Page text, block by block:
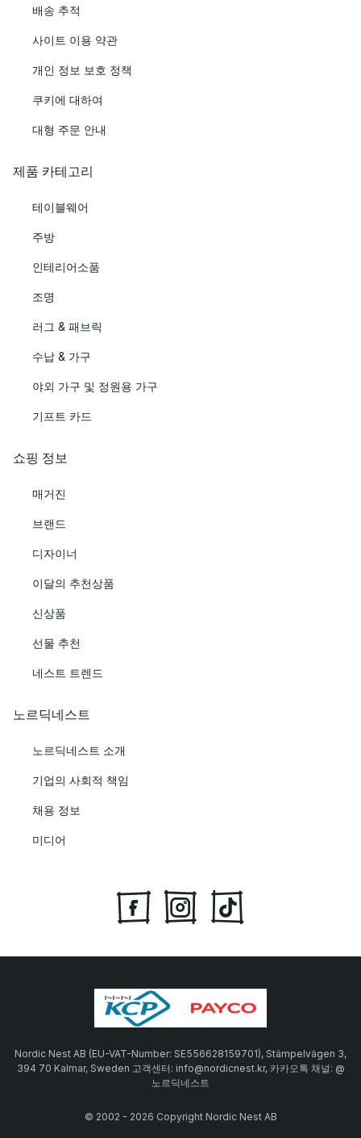
배송 추적
사이트 이용 약관
개인 정보 보호 정책
쿠키에 대하여
대형 주문 안내
제품 카테고리
테이블웨어
주방
인테리어소품
조명
러그 & 패브릭
수납 & 가구
야외 가구 및 정원용 가구
기프트 카드
쇼핑 정보
매거진
브랜드
디자이너
이달의 추천상품
신상품
선물 추천
네스트 트렌드
노르딕네스트
노르딕네스트 소개
기업의 사회적 책임
채용 정보
미디어
Nordic Nest AB (EU-VAT-Number: SE556628159701), Stämpelvägen 3,
394 70 Kalmar, Sweden 고객센터: info@nordicnest.kr, 카카오톡 채널: @
노르딕네스트
© 2002 - 2026 Copyright Nordic Nest AB